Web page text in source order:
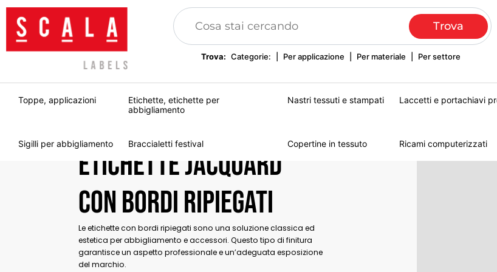
Trova: Categorie: Per applicazione Per materiale Per settore
Toppe, applicazioni
Etichette, etichette per
abbigliamento
Nastri tessuti e stampati Laccetti e portachiavi
Sigilli per abbigliamento Braccialetti festival Copertine in tessuto Ricami computerizzati
Etichette jacquard
con bordi ripiegati
Le etichette con bordi ripiegati sono una soluzione classica ed
estetica per abbigliamento e accessori. Questo tipo di finitura
garantisce un aspetto professionale e un’adeguata esposizione
del marchio.